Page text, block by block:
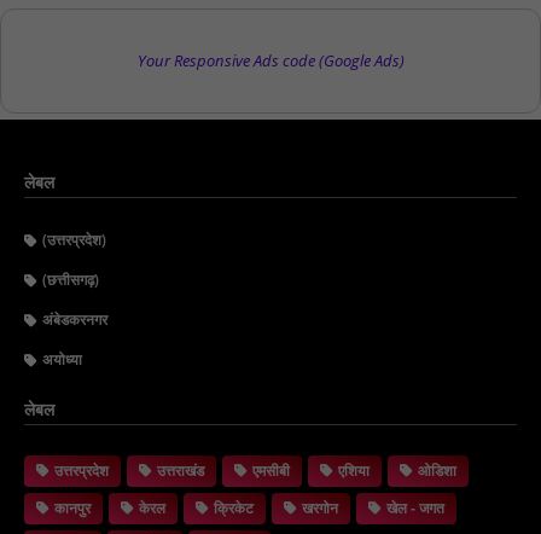
Your Responsive Ads code (Google Ads)
लेबल
(उत्तरप्रदेश)
(छत्तीसगढ़)
अंबेडकरनगर
अयोध्या
लेबल
उत्तरप्रदेश उत्तराखंड एमसीबी एशिया
ओडिशा
कानपुर
केरल क्रिकेट खरगोन
खेल - जगत